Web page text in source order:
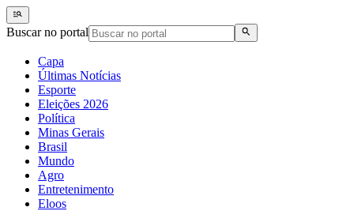
Buscar no portal
Capa
Últimas Notícias
Esporte
Eleições 2026
Política
Minas Gerais
Brasil
Mundo
Agro
Entretenimento
Eloos